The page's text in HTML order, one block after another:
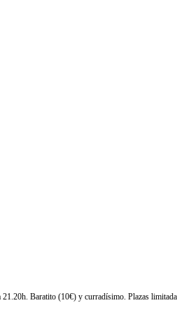
Baratito (10€) y curradísimo. Plazas